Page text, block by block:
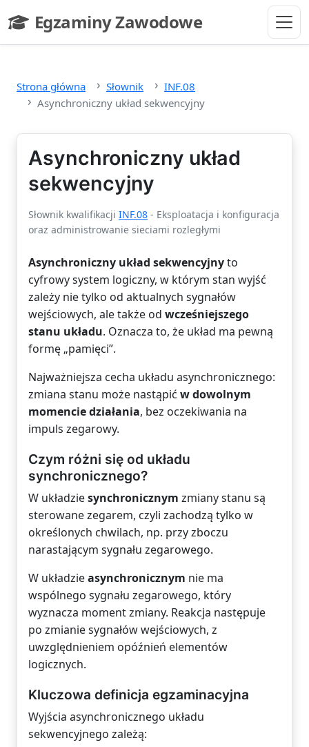
Egzaminy Zawodowe
- strona główna
Strona główna Słownik
INF.08
Asynchroniczny układ sekwencyjny
Asynchroniczny układ
sekwencyjny
Słownik kwalifikacji INF.08 - Eksploatacja i konfiguracja
oraz administrowanie sieciami rozległymi
Asynchroniczny układ sekwencyjnyto
cyfrowy system logiczny, w którym stan wyjść
zależy nie tylko od aktualnych sygnałów
wejściowych, ale także od wcześniejszego
stanu układu. Oznacza to, że układ ma pewną
formę „pamięci”.
Najważniejsza cecha układu asynchronicznego:
zmiana stanu może nastąpić w dowolnym
momencie działania, bez oczekiwania na
impuls zegarowy.
Czym różni się od układu
synchronicznego?
W układziesynchronicznym zmiany stanu są
sterowane zegarem, czyli zachodzą tylko w
określonych chwilach, np. przy zboczu
narastającym sygnału zegarowego.
W układzieasynchronicznym nie ma
wspólnego sygnału zegarowego, który
wyznacza moment zmiany. Reakcja następuje
po zmianie sygnałów wejściowych, z
uwzględnieniem opóźnień elementów
logicznych.
Kluczowa definicja egzaminacyjna
Wyjścia asynchronicznego układu
sekwencyjnego zależą: